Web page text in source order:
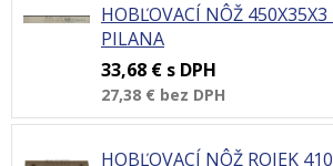
HOBĽOVACÍ NÔŽ 450X35X3
PILANA
33,68 € s DPH
27,38 € bez DPH
HOBĽOVACÍ NÔŽ ROJEK